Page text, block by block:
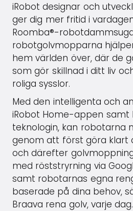
iRobot designar och
ger dig mer fritid i
Roomba®-
robotgolvmopparna
hem världen över, där de
som gör skillnad i ditt liv
roliga sysslor.
Med den intelligenta och
iRobot Home-appen samt
teknologin, kan robotarna
genom att först göra klart
och därefter
med röststryrning via
samt robotarnas egna
baserade på dina behov,
Braava rena golv, varje dag.